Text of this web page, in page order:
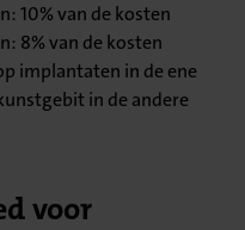
10% van de kosten
8% van de kosten
implantaten in de ene
in de andere
voor